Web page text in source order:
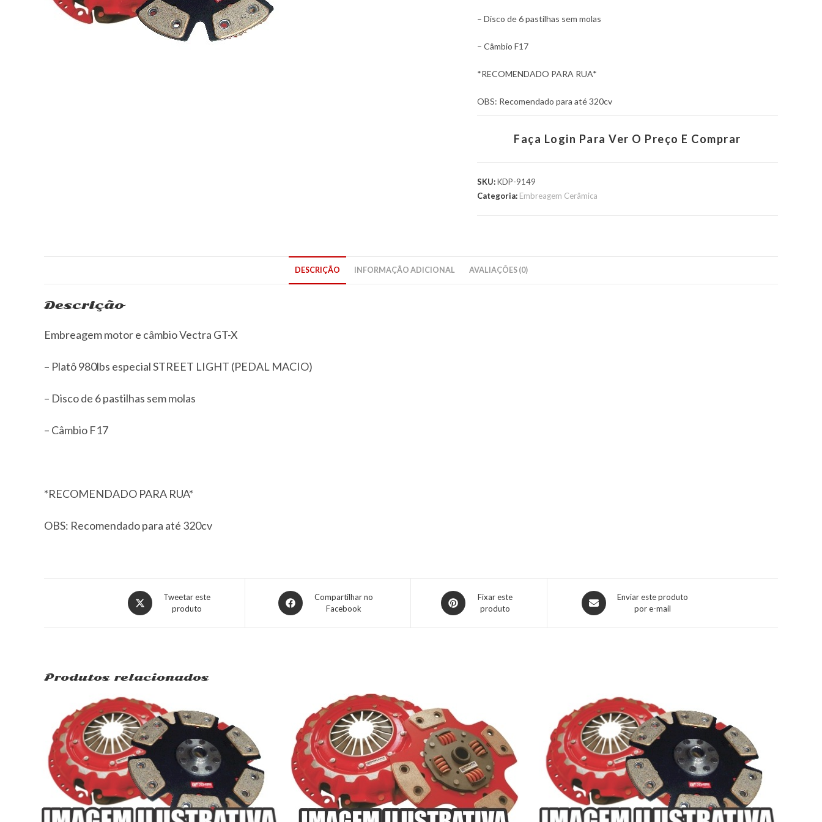
– Disco de 6 pastilhas sem molas
– Câmbio F17
*RECOMENDADO PARA RUA*
OBS: Recomendado para até 320cv
Faça Login Para Ver O Preço E Comprar
SKU:KDP-9149
Categoria: Embreagem Cerâmica
DESCRIÇÃO INFORMAÇÃO ADICIONAL AVALIAÇÕES (0)
Descrição
Embreagem motor e câmbio Vectra GT-X
– Platô 980lbs especial STREET LIGHT (PEDAL MACIO)
– Disco de 6 pastilhas sem molas
– Câmbio F17
*RECOMENDADO PARA RUA*
OBS: Recomendado para até 320cv
Tweetar este
produto
Compartilhar no
Facebook
Fixar este
produto
Enviar este produto
por e-mail
Produtos relacionados